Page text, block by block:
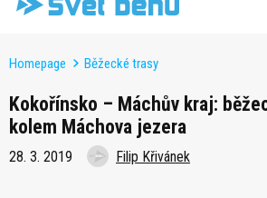
Homepage Běžecké trasy
Kokořínsko – Máchův kraj:
kolem Máchova jezera
28. 3. 2019 Filip Křivánek